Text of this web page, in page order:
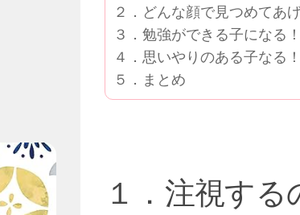
２．どんな顔で見つめてあ
３．勉強ができる子になる！
４．思いやりのある子なる！
５．まとめ
１．注視する